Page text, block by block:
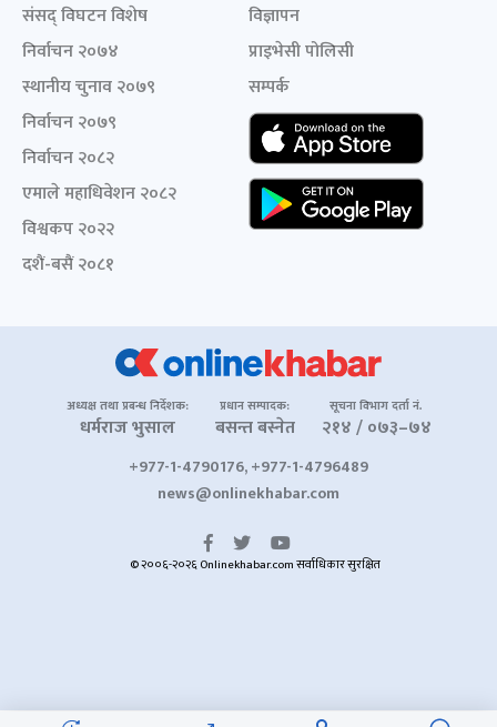
संसद् विघटन विशेष
निर्वाचन २०७४
स्थानीय चुनाव २०७९
निर्वाचन २०७९
निर्वाचन २०८२
एमाले महाधिवेशन २०८२
विश्वकप २०२२
दशैं-बसैं २०८१
विज्ञापन
प्राइभेसी पोलिसी
सम्पर्क
अध्यक्ष तथा प्रबन्ध निर्देशक:
धर्मराज भुसाल
प्रधान सम्पादक:
बसन्त बस्नेत
सूचना विभाग दर्ता नं.
२१४ / ०७३–७४
+977-1-4790176, +977-1-4796489
news@onlinekhabar.com
© २००६-२०२६ Onlinekhabar.com सर्वाधिकार सुरक्षित